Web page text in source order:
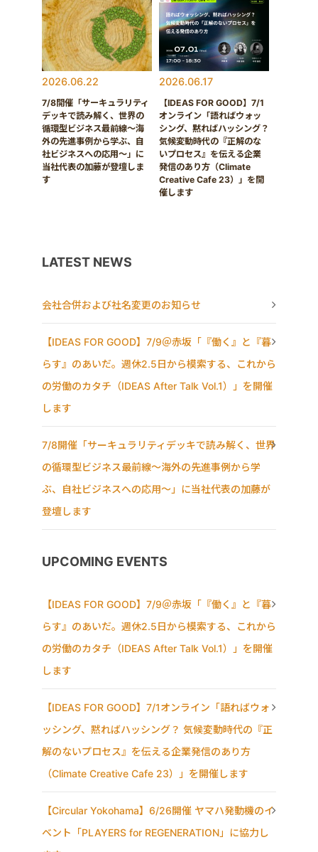
2026.06.22
7/8開催「サーキュラリティ
デッキで読み解く、世界の
循環型ビジネス最前線〜海
外の先進事例から学ぶ、自
社ビジネスへの応用〜」に
当社代表の加藤が登壇しま
す
2026.06.17
【IDEAS FOR GOOD】7/1
オンライン「語ればウォッ
シング、黙ればハッシング？
気候変動時代の『正解のな
いプロセス』を伝える企業
発信のあり方（Climate
Creative Cafe 23）」を開
催します
LATEST NEWS
会社合併および社名変更のお知らせ
【IDEAS FOR GOOD】7/9＠赤坂「『働く』と『暮
らす』のあいだ。週休2.5日から模索する、これから
の労働のカタチ（IDEAS After Talk Vol.1）」を開催
します
7/8開催「サーキュラリティデッキで読み解く、世界
の循環型ビジネス最前線〜海外の先進事例から学
ぶ、自社ビジネスへの応用〜」に当社代表の加藤が
登壇します
UPCOMING EVENTS
【IDEAS FOR GOOD】7/9＠赤坂「『働く』と『暮
らす』のあいだ。週休2.5日から模索する、これから
の労働のカタチ（IDEAS After Talk Vol.1）」を開催
します
【IDEAS FOR GOOD】7/1オンライン「語ればウォ
ッシング、黙ればハッシング？ 気候変動時代の『正
解のないプロセス』を伝える企業発信のあり方
（Climate Creative Cafe 23）」を開催します
【Circular Yokohama】6/26開催 ヤマハ発動機のイ
ベント「PLAYERS for REGENERATION」に協力し